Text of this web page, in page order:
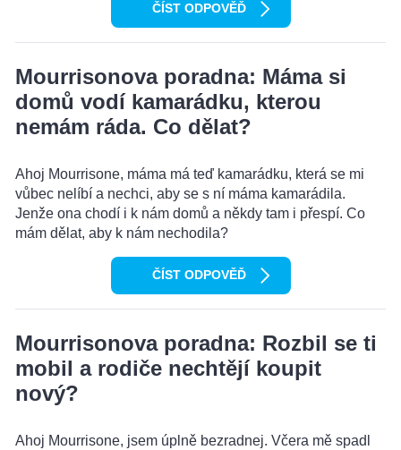
ČÍST ODPOVĚĎ
Mourrisonova poradna: Máma si
domů vodí kamarádku, kterou
nemám ráda. Co dělat?
Ahoj Mourrisone, máma má teď kamarádku, která se mi
vůbec nelíbí a nechci, aby se s ní máma kamarádila.
Jenže ona chodí i k nám domů a někdy tam i přespí. Co
mám dělat, aby k nám nechodila?
ČÍST ODPOVĚĎ
Mourrisonova poradna: Rozbil se ti
mobil a rodiče nechtějí koupit
nový?
Ahoj Mourrisone, jsem úplně bezradnej. Včera mě spadl